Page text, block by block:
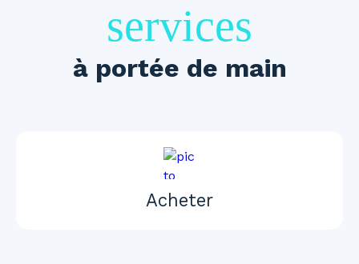
services
à portée de main
Acheter